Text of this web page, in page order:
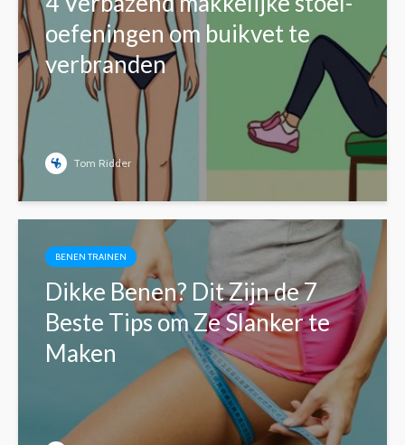
oefeningen om buikvet te
verbranden
Tom Ridder
BENEN TRAINEN
Dikke Benen? Dit Zijn de 7
Beste Tips om Ze Slanker te
Maken